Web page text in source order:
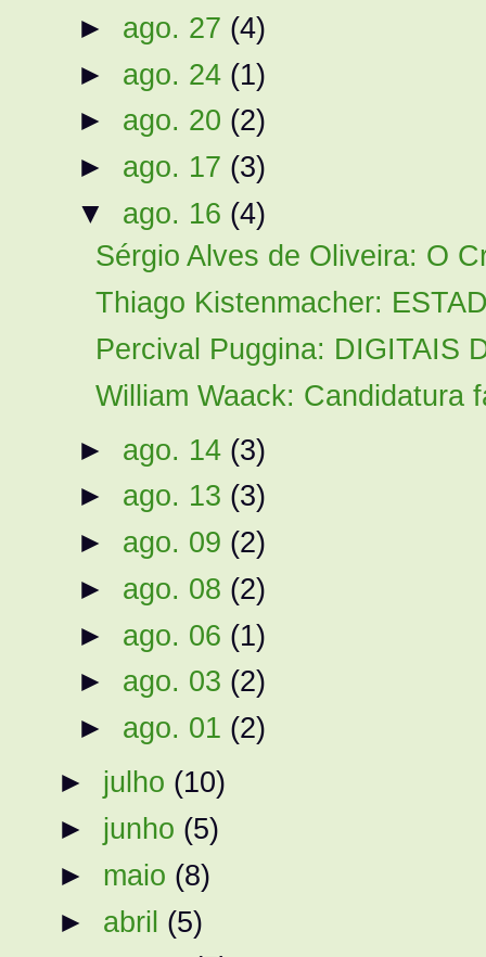
► ago. 27 (4)
► ago. 24 (1)
► ago. 20 (2)
► ago. 17 (3)
▼ ago. 16 (4)
Sérgio Alves de Oliveira: O
Thiago Kistenmacher:
Percival Puggina: DIGITAIS
William Waack: Candidatura
► ago. 14 (3)
► ago. 13 (3)
► ago. 09 (2)
► ago. 08 (2)
► ago. 06 (1)
► ago. 03 (2)
► ago. 01 (2)
► julho (10)
► junho (5)
► maio (8)
► abril (5)